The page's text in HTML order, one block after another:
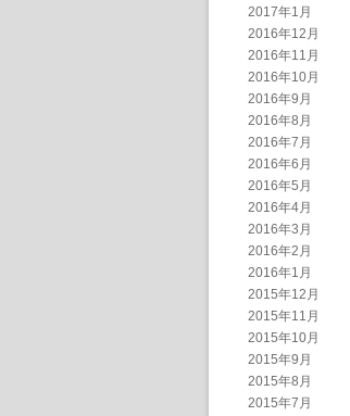
2017年1月
2016年12月
2016年11月
2016年10月
2016年9月
2016年8月
2016年7月
2016年6月
2016年5月
2016年4月
2016年3月
2016年2月
2016年1月
2015年12月
2015年11月
2015年10月
2015年9月
2015年8月
2015年7月